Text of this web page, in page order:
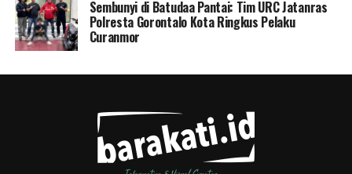
Sembunyi di Batudaa Pantai: Tim URC Jatanras
Polresta Gorontalo Kota Ringkus Pelaku
Curanmor